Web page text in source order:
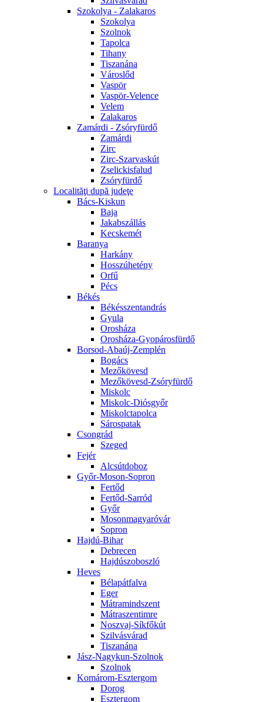
Szokolya - Zalakaros
Szokolya
Szolnok
Tapolca
Tihany
Tiszanána
Városlőd
Vaspör
Vaspör-Velence
Velem
Zalakaros
Zamárdi - Zsóryfürdő
Zamárdi
Zirc
Zirc-Szarvaskút
Zselickisfalud
Zsóryfürdő
Localităţi după judeţe
Bács-Kiskun
Baja
Jakabszállás
Kecskemét
Baranya
Harkány
Hosszúhetény
Orfű
Pécs
Békés
Békésszentandrás
Gyula
Orosháza
Orosháza-Gyopárosfürdő
Borsod-Abaúj-Zemplén
Bogács
Mezőkövesd
Mezőkövesd-Zsóryfürdő
Miskolc
Miskolc-Diósgyőr
Miskolctapolca
Sárospatak
Csongrád
Szeged
Fejér
Alcsútdoboz
Győr-Moson-Sopron
Fertőd
Fertőd-Sarród
Győr
Mosonmagyaróvár
Sopron
Hajdú-Bihar
Debrecen
Hajdúszoboszló
Heves
Bélapátfalva
Eger
Mátramindszent
Mátraszentimre
Noszvaj-Síkfőkút
Szilvásvárad
Tiszanána
Jász-Nagykun-Szolnok
Szolnok
Komárom-Esztergom
Dorog
Esztergom